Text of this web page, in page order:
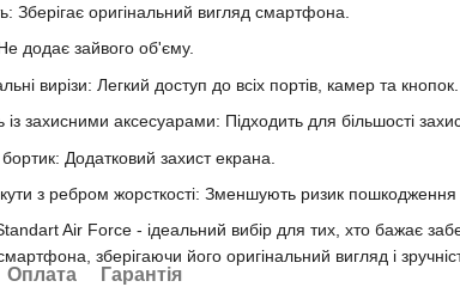
Зберігає оригінальний вигляд смартфона.
додає зайвого об'єму.
вирізи: Легкий доступ до всіх портів, камер та кнопок.
із захисними аксесуарами: Підходить для більшості
Додатковий захист екрана.
з ребром жорсткості: Зменшують ризик пошкодження
Air Force - ідеальний вибір для тих, хто бажає
зберігаючи його оригінальний вигляд і
Оплата Гарантія